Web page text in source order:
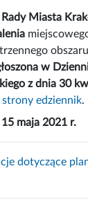
Rady Miasta
obszaru
w
z dnia 30
edziennik.
maja 2021 r.
dotyczące